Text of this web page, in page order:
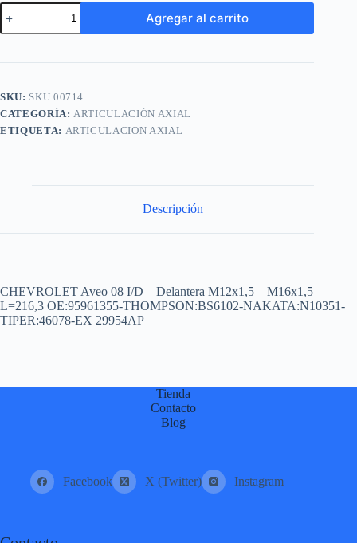
16523AP
Articulacion
axial
Aveo
y
equivalentes
cantidad
Agregar al carrito
r
n
a
SKU: SKU 00714
CATEGORÍA: ARTICULACIÓN AXIAL
ETIQUETA: ARTICULACION AXIAL
Descripción
CHEVROLET Aveo 08 I/D – Delantera M12x1,5 – M16x1,5 –
L=216,3 OE:95961355-THOMPSON:BS6102-NAKATA:N10351-
TIPER:46078-EX 29954AP
Tienda
Contacto
Blog
Facebook X (Twitter) Instagram